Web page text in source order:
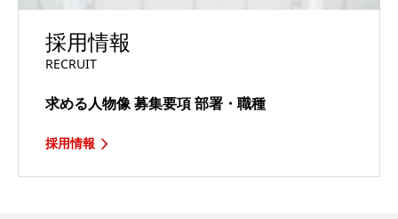
採用情報
RECRUIT
求める人物像募集要項部署・職種
採用情報